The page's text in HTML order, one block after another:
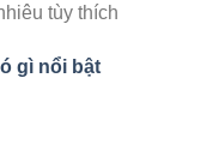
tùy thích
gì nổi bật